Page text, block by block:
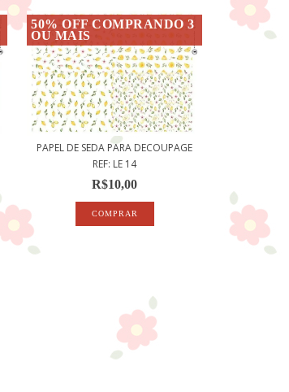
50% OFF COMPRANDO 3
OU MAIS
PAPEL DE SEDA PARA DECOUPAGE
REF: LE 14
R$10,00